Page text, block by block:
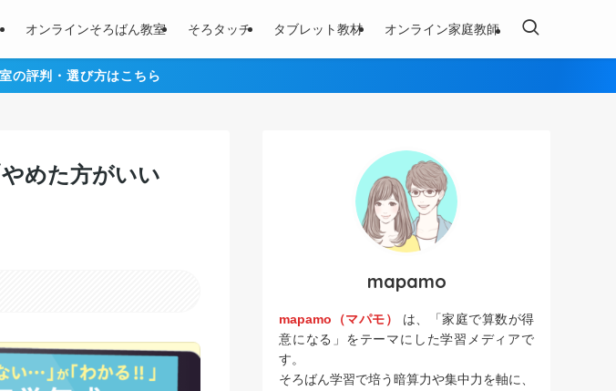
オンラインそろばん教室 そろタッチ タブレット教材 オンライン家庭教師
の評判・選び方はこちら
めた方がいい
mapamo
mapamo（マパモ） は、「家庭で算数が得
意になる」をテーマにした学習メディアで
す。
そろばん学習で培う暗算力や集中力を軸に、